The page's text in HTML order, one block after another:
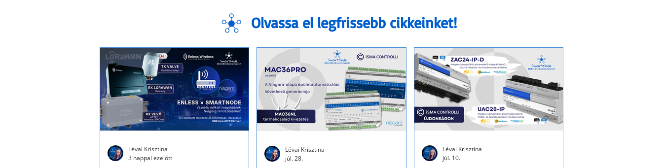
Olvassa el legfrissebb cikkeinket!
Lévai Krisztina
3 nappal ezelőtt
Lévai Krisztina
júl. 28.
Lévai Krisztina
júl. 10.